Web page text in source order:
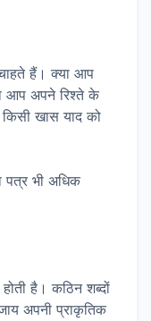
हैं। क्या आप
आप अपने रिश्ते के
खास याद को
पत्र भी अधिक
है। कठिन शब्दों
अपनी प्राकृतिक